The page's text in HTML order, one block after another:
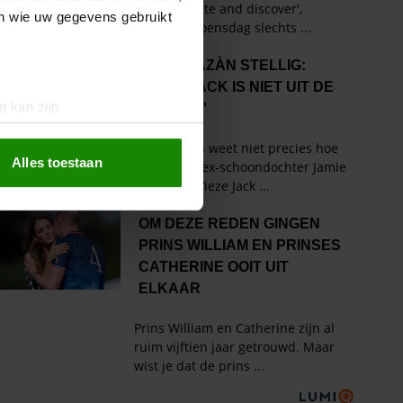
wie uw gegevens gebruikt
kan zijn
te bieden en om ons
partners voor social
die u aan ze heeft
met onze cookies als u
Alles toestaan